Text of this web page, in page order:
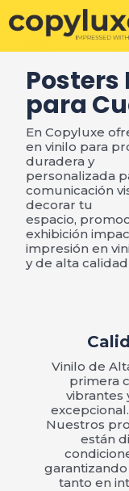
Posters
para
En Copyluxe
en vinilo para
duradera y
personalizada
comunicación
decorar tu
espacio,
exhibición
impresión en
y de alta
Vinilo de
primera
vibrantes
Nuestros
están
tanto en